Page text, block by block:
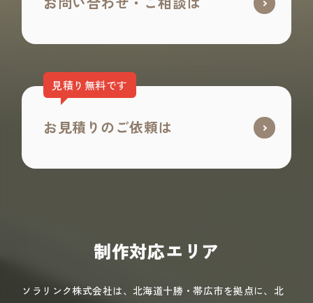
見積り無料です
お見積りのご依頼は
制作対応エリア
ソラリンク株式会社は、北海道十勝・帯広市を拠点に、北